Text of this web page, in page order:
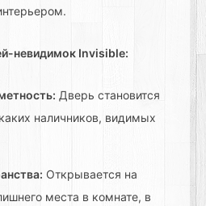
невидимок Invisible:
Дверь становится
наличников, видимых
Открывается на
места в комнате, в